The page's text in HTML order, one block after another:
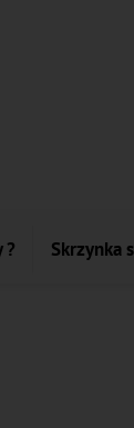
? Skrzynka